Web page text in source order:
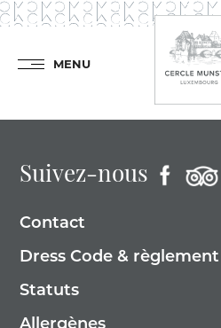
MENU
Suivez-nous
Contact
Dress Code & règlement
Statuts